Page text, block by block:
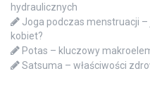
hydraulicznych
Joga podczas menstruacji
kobiet?
Potas – kluczowy
Satsuma – właściwości